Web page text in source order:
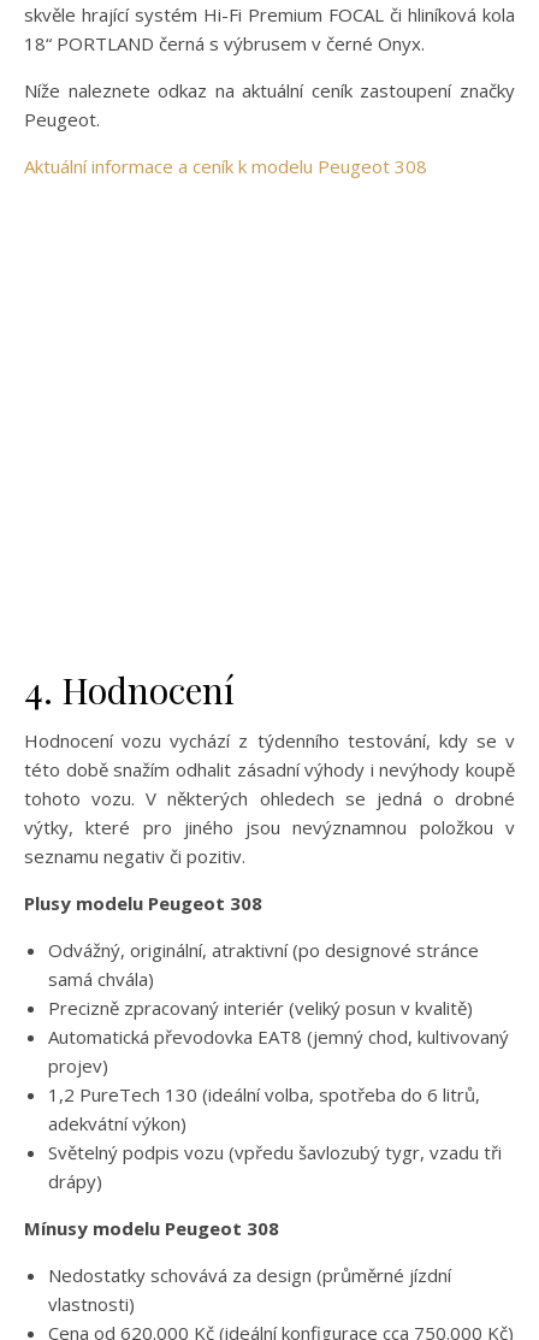
skvěle hrající systém Hi-Fi Premium FOCAL či hliníková kola
18“ PORTLAND černá s výbrusem v černé Onyx.
Níže naleznete odkaz na aktuální ceník zastoupení značky
Peugeot.
Aktuální informace a ceník k modelu Peugeot 308
4. Hodnocení
Hodnocení vozu vychází z týdenního testování, kdy se v
této době snažím odhalit zásadní výhody i nevýhody koupě
tohoto vozu. V některých ohledech se jedná o drobné
výtky, které pro jiného jsou nevýznamnou položkou v
seznamu negativ či pozitiv.
Plusy modelu Peugeot 308
Odvážný, originální, atraktivní (po designové stránce
samá chvála)
Precizně zpracovaný interiér (veliký posun v kvalitě)
Automatická převodovka EAT8 (jemný chod, kultivovaný
projev)
1,2 PureTech 130 (ideální volba, spotřeba do 6 litrů,
adekvátní výkon)
Světelný podpis vozu (vpředu šavlozubý tygr, vzadu tři
drápy)
Mínusy modelu Peugeot 308
Nedostatky schovává za design (průměrné jízdní
vlastnosti)
Cena od 620.000 Kč (ideální konfigurace cca 750.000 Kč)